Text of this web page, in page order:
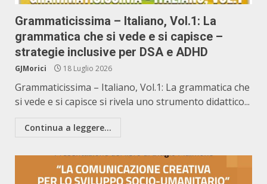
Grammaticissima – Italiano, Vol.1: La
grammatica che si vede e si capisce –
strategie inclusive per DSA e ADHD
GJMorici 18 Luglio 2026
Grammaticissima – Italiano, Vol.1: La grammatica che
si vede e si capisce si rivela uno strumento didattico...
Continua a leggere...